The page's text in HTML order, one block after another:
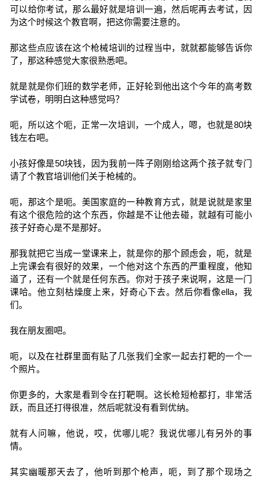
可以给你考试，那么最好就是培训一遍，然后呢再去考试，因
为这个时候这个教官啊，把这你需要注意的。
那这些点应该在这个枪械培训的过程当中，就就都能够告诉你
了，那这种感觉大家很熟悉吧。
就是就是你们班的数学老师，正好轮到他出这个今年的高考数
学试卷，明明白这种感觉吗？
呃，所以这个呃，正常一次培训，一个成人，嗯，也就是80块
钱左右吧。
小孩好像是50块钱，因为我前一阵子刚刚给这两个孩子就专门
请了个教官培训他们关于枪械的。
呃，那这个是呃。美国家庭的一种教育方式，就是说就是家里
有这个很危险的这个东西，你越是不让他去碰，就越有可能小
孩子好奇心是不是那好。
那我就把它当成一堂课来上，就是你的那个顾虑会，呃，就是
上完课会有很好的效果，一个他对这个东西的严重程度，他知
道了，还有一个就是任何东西。你对于孩子来说啊，这是一门
课哈。他立刻枯燥度上来，好奇心下去。然后你看像ella，我
们。
我在朋友圈吧。
呃，以及在社群里面有贴了几张我们全家一起去打靶的一个一
个照片。
你更多的，大家是看到令在打靶啊。这长枪短枪都打，非常活
跃，而且还打得很准，然后呢就没有看到优纳。
就有人问嘛，他说，哎，优哪儿呢？我说优哪儿有另外的事
情。
其实幽暖那天去了，他听到那个枪声，呃，到了那个现场之